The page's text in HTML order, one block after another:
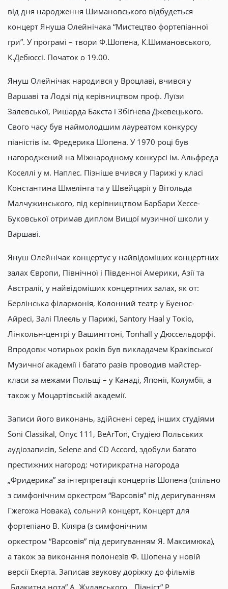
від дня народження Шимановського відбудеться
концерт Януша Олейнічака “Мистецтво фортепіанної
гри”. У програмі – твори Ф.Шопена, К.Шимановського,
К.Дебюссі. Початок о 19.00.
Януш Олейнічак народився у Вроцлаві, вчився у
Варшаві та Лодзі під керівництвом проф. Луїзи
Залевської, Ришарда Бакста і Збіґнева Джевецького.
Свого часу був наймолодшим лауреатом конкурсу
піаністів ім. Фредерика Шопена. У 1970 році був
нагороджений на Міжнародному конкурсі ім. Альфреда
Коселлі у м. Наплес. Пізніше вчився у Парижі у класі
Константина Шмелінга та у Швейцарії у Вітольда
Малчужинського, під керівництвом Барбари Хессе-
Буковської отримав диплом Вищої музичної школи у
Варшаві.
Януш Олейнічак концертує у найвідоміших концертних
залах Європи, Північної і Південної Америки, Азії та
Австралії, у найвідоміших концертних залах, як от:
Берлінська філармонія, Колонний театр у Буенос-
Айресі, Залі Плеєль у Парижі, Santory Haal у Токіо,
Лінкольн-центрі у Вашингтоні, Tonhall у Дюссельдорфі.
Впродовж чотирьох років був викладачем Краківської
Музичної академії і багато разів проводив майстер-
класи за межами Польщі – у Канаді, Японії, Колумбії, а
також у Моцартівській академії.
Записи його виконань, здійснені серед інших студіями
Soni Classikal, Опус 111, BeArTon, Студією Польських
аудіозаписів, Selene and CD Accord, здобули багато
престижних нагород: чотирикратна нагорода
„Фридерика” за інтерпретації концертів Шопена (спільно
з симфонічним оркестром “Варсовія” під деригуванням
Гжегожа Новака), сольний концерт, Концерт для
фортепіано В. Кіляра (з симфонічним
оркестром “Варсовія” під деригуванням Я. Максимюка),
а також за виконання полонезів Ф. Шопена у новій
версії Екерта. Записав звукову доріжку до фільмів
„Блакитна нота” А. Жулавського, „Піаніст” Р.